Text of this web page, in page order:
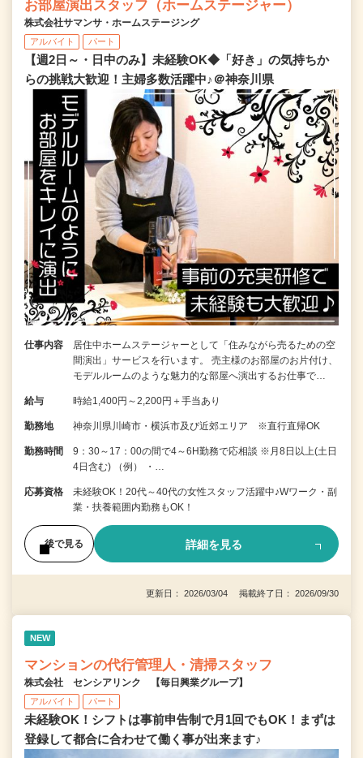
お部屋演出スタッフ（ホームステージャー）
株式会社サマンサ・ホームステージング
アルバイト パート
【週2日～・日中のみ】未経験OK◆「好き」の気持ちか
らの挑戦大歓迎！主婦多数活躍中♪＠神奈川県
仕事内容
居住中ホームステージャーとして「住みながら売るための空
間演出」サービスを行います。 売主様のお部屋のお片付け、
モデルルームのような魅力的な部屋へ演出するお仕事で…
給与 時給1,400円～2,200円＋手当あり
勤務地 神奈川県川崎市・横浜市及び近郊エリア ※直行直帰OK
勤務時間
9：30～17：00の間で4～6H勤務で応相談 ※月8日以上(土日
4日含む) （例） ・…
応募資格
未経験OK！20代～40代の女性スタッフ活躍中♪Wワーク・副
業・扶養範囲内勤務もOK！
後で見る 詳細を見る
更新日： 2026/03/04 掲載終了日： 2026/09/30
NEW
マンションの代行管理人・清掃スタッフ
株式会社 センシアリンク 【毎日興業グループ】
アルバイト パート
未経験OK！シフトは事前申告制で月1回でもOK！まずは
登録して都合に合わせて働く事が出来ます♪